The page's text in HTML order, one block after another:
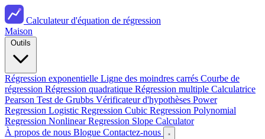
Calculateur d'équation de régression
Maison
Régression exponentielle Ligne des moindres carrés Courbe de
régression Régression quadratique Régression multiple Calculatrice
Pearson Test de Grubbs Vérificateur d'hypothèses Power
Regression Logistic Regression Cubic Regression Polynomial
Regression Nonlinear Regression Slope Calculator
À propos de nous Blogue Contactez-nous